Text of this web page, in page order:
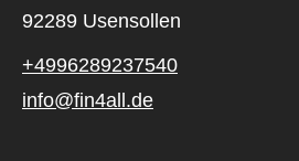
92289 Usensollen
+4996289237540
info@fin4all.de